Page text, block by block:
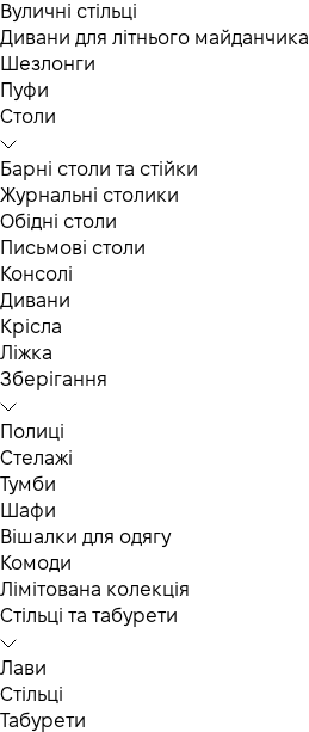
Вуличні стільці
Дивани для літнього майданчика
Шезлонги
Пуфи
Столи
Барні столи та стійки
Журнальні столики
Обідні столи
Письмові столи
Консолі
Дивани
Крісла
Ліжка
Зберігання
Полиці
Стелажі
Тумби
Шафи
Вішалки для одягу
Комоди
Лімітована колекція
Стільці та табурети
Лави
Стільці
Табурети